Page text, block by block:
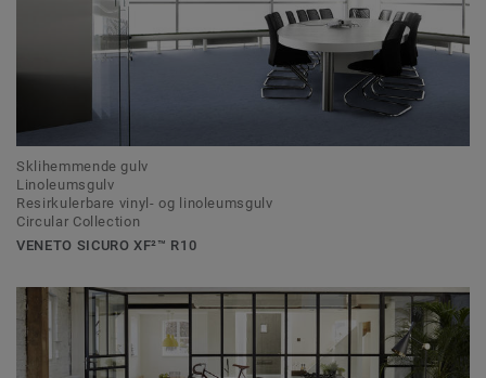
Sklihemmende gulv
Linoleumsgulv
Resirkulerbare vinyl- og linoleumsgulv
Circular Collection
VENETO SICURO XF²™ R10